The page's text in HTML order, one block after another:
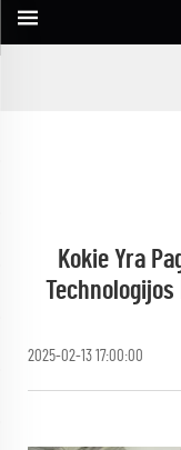
Kokie Yra
2025-02-13 17:00:00